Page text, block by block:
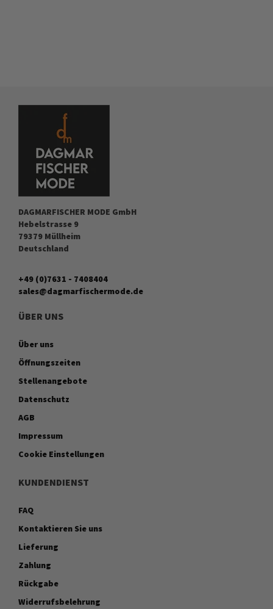
DAGMARFISCHER MODE GmbH
Hebelstrasse 9
79379 Müllheim
Deutschland
+49 (0)7631 - 7408404
sales@dagmarfischermode.de
ÜBER UNS
Über uns
Öffnungszeiten
Stellenangebote
Datenschutz
AGB
Impressum
Cookie Einstellungen
KUNDENDIENST
FAQ
Kontaktieren Sie uns
Lieferung
Zahlung
Rückgabe
Widerrufsbelehrung